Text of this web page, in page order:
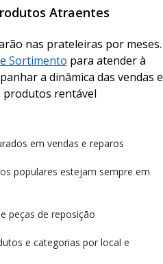
Atraentes
nas prateleiras por meses.
Sortimento para atender à
a dinâmica das vendas e
produtos rentável
em vendas e reparos
populares estejam sempre em
peças de reposição
e categorias por local e